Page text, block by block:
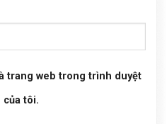
trang web trong trình duyệt
của tôi.